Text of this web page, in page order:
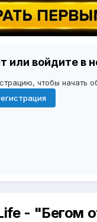
или войдите в
чтобы начать
- "Бегом